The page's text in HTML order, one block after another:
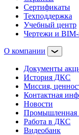
Сертификаты
Техподдержка
Учебный центр
Чертежи и
О компании
Документы
История ДКС
Миссия,
Контактная
Новости
Промышленная
Работа в ДКС
Видеобанк